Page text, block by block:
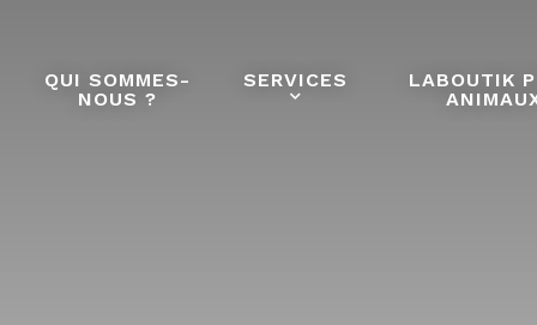
QUI SOMMES-
NOUS ?
SERVICES
LABOUTIK